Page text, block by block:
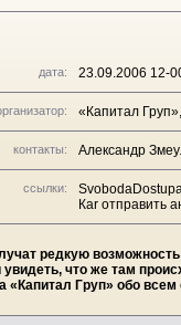
дата: 23.09.2006 12-
«Капитал
контакты: Александр
ссылки:
Каr отправить
редкую
что же там
«Капитал Груп» обо